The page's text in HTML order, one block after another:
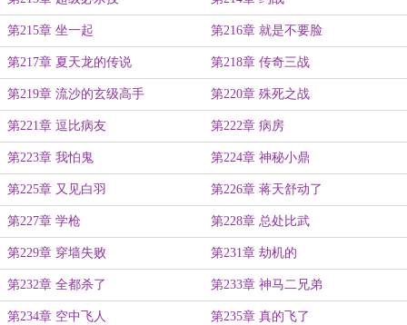
第215章 坐一起 第216章 就是不要脸
第217章 夏天龙的传说 第218章 传奇三战
第219章 流沙的玄级高手 第220章 殊死之战
第221章 逗比病友 第222章 病房
第223章 我怕鬼 第224章 神秘小鼎
第225章 又见白羽 第226章 蒋天舒动了
第227章 学枪 第228章 总处比武
第229章 穿墙失败 第231章 劫机的
第232章 全都杀了 第233章 神马二兄弟
第234章 空中飞人 第235章 真的飞了